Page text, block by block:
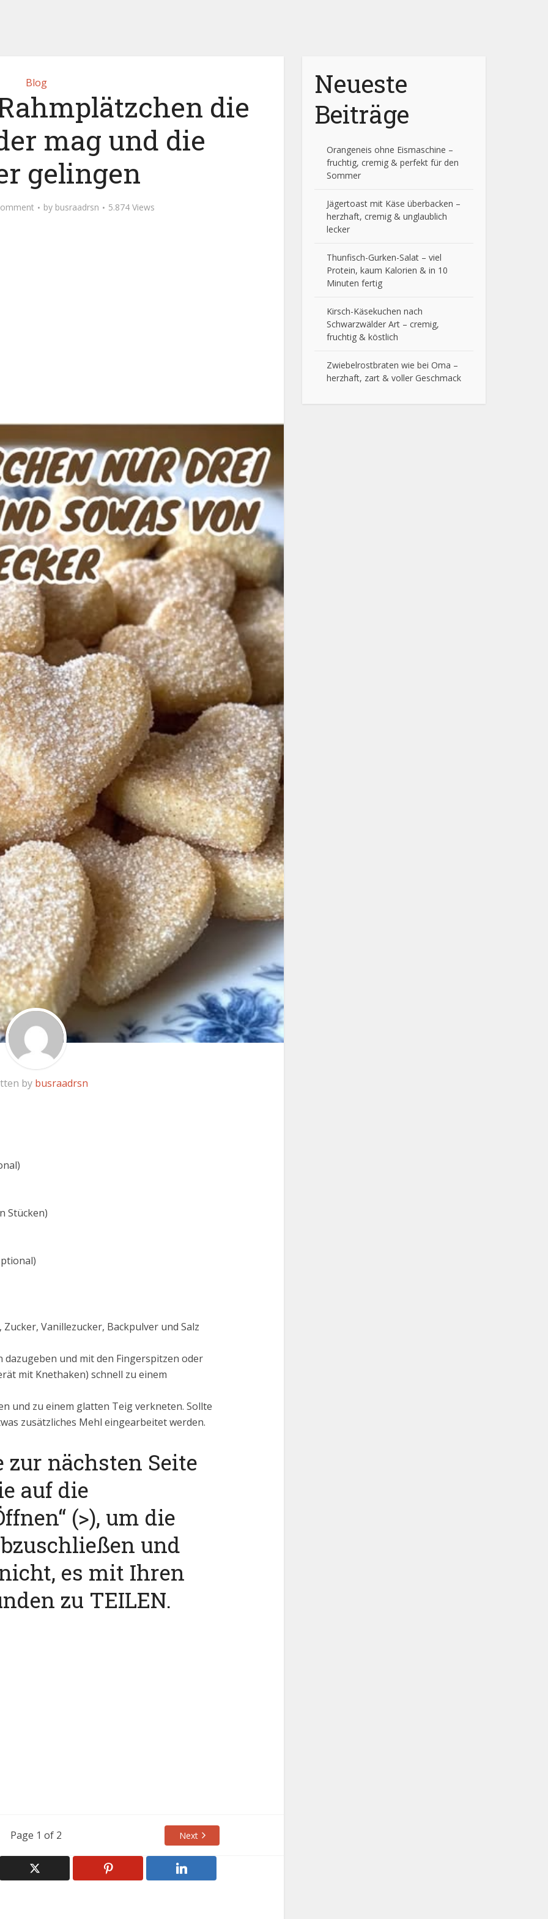
Blog
die
mag und die
gelingen
by busraadrsn 5.874 Views
by busraadrsn
Stücken)
Vanillezucker, Backpulver und Salz
dazugeben und mit den Fingerspitzen oder
mit Knethaken) schnell zu einem
und zu einem glatten Teig verkneten. Sollte
zusätzliches Mehl eingearbeitet werden.
zur nächsten Seite
auf die
(>), um die
und
es mit Ihren
zu TEILEN.
Page 1 of 2 Next
Neueste
Beiträge
Orangeneis ohne Eismaschine –
fruchtig, cremig & perfekt für den
Sommer
Jägertoast mit Käse überbacken –
herzhaft, cremig & unglaublich
lecker
Thunfisch-Gurken-Salat – viel
Protein, kaum Kalorien & in 10
Minuten fertig
Kirsch-Käsekuchen nach
Schwarzwälder Art – cremig,
fruchtig & köstlich
Zwiebelrostbraten wie bei Oma –
herzhaft, zart & voller Geschmack